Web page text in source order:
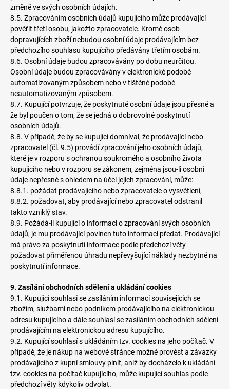
změně ve svých osobních údajích.
8.5. Zpracováním osobních údajů kupujícího může prodávající
pověřit třetí osobu, jakožto zpracovatele. Kromě osob
dopravujících zboží nebudou osobní údaje prodávajícím bez
předchozího souhlasu kupujícího předávány třetím osobám.
8.6. Osobní údaje budou zpracovávány po dobu neurčitou.
Osobní údaje budou zpracovávány v elektronické podobě
automatizovaným způsobem nebo v tištěné podobě
neautomatizovaným způsobem.
8.7. Kupující potvrzuje, že poskytnuté osobní údaje jsou přesné a
že byl poučen o tom, že se jedná o dobrovolné poskytnutí
osobních údajů.
8.8. V případě, že by se kupující domníval, že prodávající nebo
zpracovatel (čl. 9.5) provádí zpracování jeho osobních údajů,
které je v rozporu s ochranou soukromého a osobního života
kupujícího nebo v rozporu se zákonem, zejména jsou-li osobní
údaje nepřesné s ohledem na účel jejich zpracování, může:
8.8.1. požádat prodávajícího nebo zpracovatele o vysvětlení,
8.8.2. požadovat, aby prodávající nebo zpracovatel odstranil
takto vzniklý stav.
8.9. Požádá-li kupující o informaci o zpracování svých osobních
údajů, je mu prodávající povinen tuto informaci předat. Prodávající
má právo za poskytnutí informace podle předchozí věty
požadovat přiměřenou úhradu nepřevyšující náklady nezbytné na
poskytnutí informace.
9. Zasílání obchodních sdělení a ukládání cookies
9.1. Kupující souhlasí se zasíláním informací souvisejících se
zbožím, službami nebo podnikem prodávajícího na elektronickou
adresu kupujícího a dále souhlasí se zasíláním obchodních sdělení
prodávajícím na elektronickou adresu kupujícího.
9.2. Kupující souhlasí s ukládáním tzv. cookies na jeho počítač. V
případě, že je nákup na webové stránce možné provést a závazky
prodávajícího z kupní smlouvy plnit, aniž by docházelo k ukládání
tzv. cookies na počítač kupujícího, může kupující souhlas podle
předchozí věty kdykoliv odvolat.